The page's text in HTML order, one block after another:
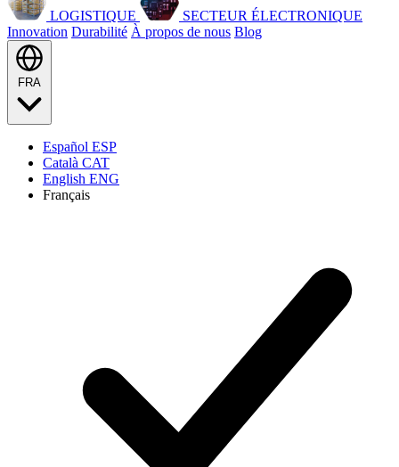
LOGISTIQUE
SECTEUR ÉLECTRONIQUE
Innovation Durabilité À propos de nous Blog
Español ESP
Català CAT
English ENG
Français